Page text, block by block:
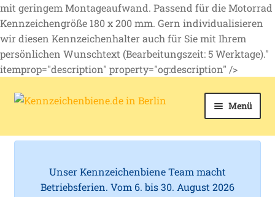
mit geringem Montageaufwand. Passend für die Motorrad
Kennzeichengröße 180 x 200 mm. Gern individualisieren
wir diesen Kennzeichenhalter auch für Sie mit Ihrem
persönlichen Wunschtext (Bearbeitungszeit: 5 Werktage)."
itemprop="description" property="og:description" />
Zur
Zum
e
Menü
Kfz-Kennzeichen
Kennzeichenhalter
Unser Kennzeichenbiene Team macht
Betriebsferien. Vom 6. bis 30. August 2026